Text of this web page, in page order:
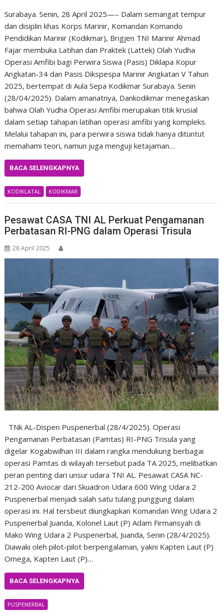
Surabaya. Senin, 28 April 2025—– Dalam semangat tempur
dan disiplin khas Korps Marinir, Komandan Komando
Pendidikan Marinir (Kodikmar), Brigjen TNI Marinir Ahmad
Fajar membuka Latihan dan Praktek (Lattek) Olah Yudha
Operasi Amfibi bagi Perwira Siswa (Pasis) Diklapa Kopur
Angkatan-34 dan Pasis Dikspespa Marinir Angkatan V Tahun
2025, bertempat di Aula Sepa Kodikmar Surabaya. Senin
(28/04/2025). Dalam amanatnya, Dankodikmar menegaskan
bahwa Olah Yudha Operasi Amfibi merupakan titik krusial
dalam setiap tahapan latihan operasi amfibi yang kompleks.
Melalui tahapan ini, para perwira siswa tidak hanya dituntut
memahami teori, namun juga menguji ketajaman…
BACA SELENGKAPNYA
KODIKLATAL KODIKMAR
Pesawat CASA TNI AL Perkuat Pengamanan
Perbatasan RI-PNG dalam Operasi Trisula
28 April 2025
TNk AL-Dispen Puspenerbal (28/4/2025). Operasi
Pengamanan Perbatasan (Pamtas) RI-PNG Trisula yang
digelar Kogabwilhan III dalam rangka mendukung berbagai
operasi Pamtas di wilayah tersebut pada TA 2025, melibatkan
peran penting dari unsur udara TNI AL. Pesawat CASA NC-
212-200 Aviocar dari Skuadron Udara 600 Wing Udara 2
Puspenerbal menjadi salah satu tulang punggung dalam
operasi ini. Hal tersbeut diungkapkan Komandan Wing Udara 2
Puspenerbal Juanda, Kolonel Laut (P) Adam Firmansyah di
Mako Wing Udara 2 Puspenerbal, Juanda, Senin (28/4/2025).
Diawaki oleh pilot-pilot berpengalaman, yakni Kapten Laut (P)
Omega, Kapten Laut (P)…
BACA SELENGKAPNYA
PUSPENERBAL